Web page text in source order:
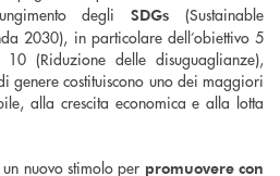
degliSDGs (Sustainable
2030), in particolare dell’obiettivo 5
(Riduzione delle disuguaglianze),
genere costituiscono uno dei maggiori
alla crescita economica e alla lotta
nuovo stimolo per promuovere con